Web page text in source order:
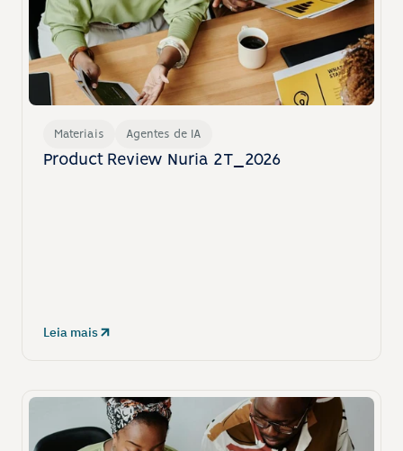
Materiais Agentes de IA
Product Review Nuria 2T_2026
Leia mais